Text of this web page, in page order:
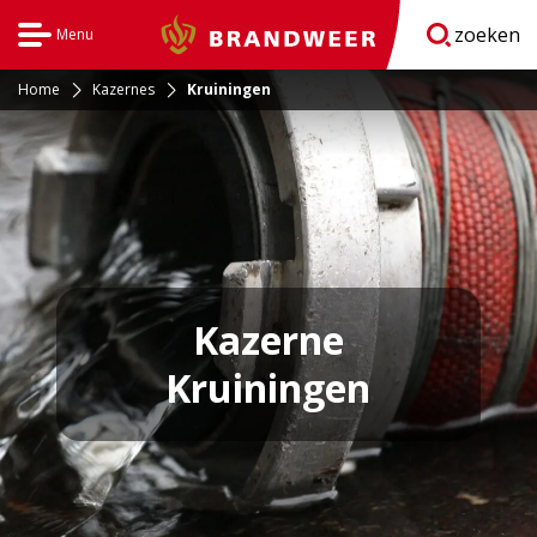
Menu Brandweer zoeken
Home Kazernes Kruiningen
Kazerne
Kruiningen